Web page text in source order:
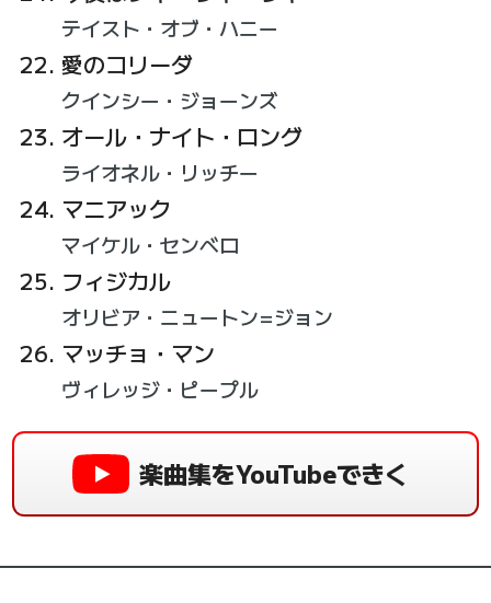
テイスト・オブ・ハニー
愛のコリーダ
クインシー・ジョーンズ
オール・ナイト・ロング
ライオネル・リッチー
マニアック
マイケル・センベロ
フィジカル
オリビア・ニュートン=ジョン
マッチョ・マン
ヴィレッジ・ピープル
楽曲集をYouTubeできく